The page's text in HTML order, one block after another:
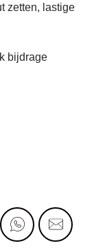
zetten, lastige
bijdrage